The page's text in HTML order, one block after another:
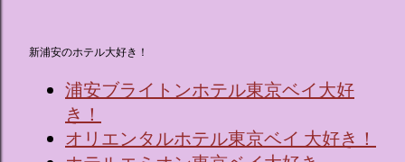
新浦安のホテル大好き！
浦安ブライトンホテル東京ベイ大好
き！
オリエンタルホテル東京ベイ 大好き！